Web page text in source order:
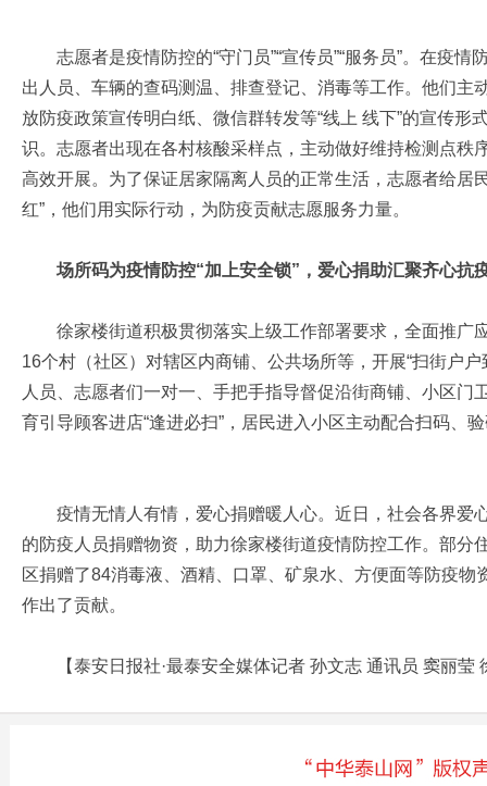
志愿者是疫情防控的“守门员”“宣传员”“服务员”。在疫情
出人员、车辆的查码测温、排查登记、消毒等工作。他们主
放防疫政策宣传明白纸、微信群转发等“线上 线下”的宣传
识。志愿者出现在各村核酸采样点，主动做好维持检测点秩
高效开展。为了保证居家隔离人员的正常生活，志愿者给居
红”，他们用实际行动，为防疫贡献志愿服务力量。
场所码为疫情防控“加上安全锁”，爱心捐助汇聚齐心抗
徐家楼街道积极贯彻落实上级工作部署要求，全面推广应
16个村（社区）对辖区内商铺、公共场所等，开展“扫街户
人员、志愿者们一对一、手把手指导督促沿街商铺、小区门
育引导顾客进店“逢进必扫”，居民进入小区主动配合扫码、
疫情无情人有情，爱心捐赠暖人心。近日，社会各界爱
的防疫人员捐赠物资，助力徐家楼街道疫情防控工作。部分
区捐赠了84消毒液、酒精、口罩、矿泉水、方便面等防疫
作出了贡献。
【泰安日报社·最泰安全媒体记者 孙文志 通讯员 窦丽莹